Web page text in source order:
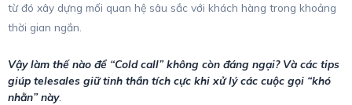
từ đó xây dựng mối quan hệ sâu sắc với khách hàng trong khoảng
thời gian ngắn.
Vậy làm thế nào để “Cold call” không còn đáng ngại? Và các tips
giúp telesales giữ tinh thần tích cực khi xử lý các cuộc gọi “khó
nhằn” này.